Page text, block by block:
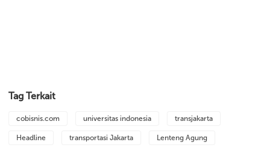
Tag Terkait
cobisnis.com universitas indonesia transjakarta
Headline transportasi Jakarta Lenteng Agung